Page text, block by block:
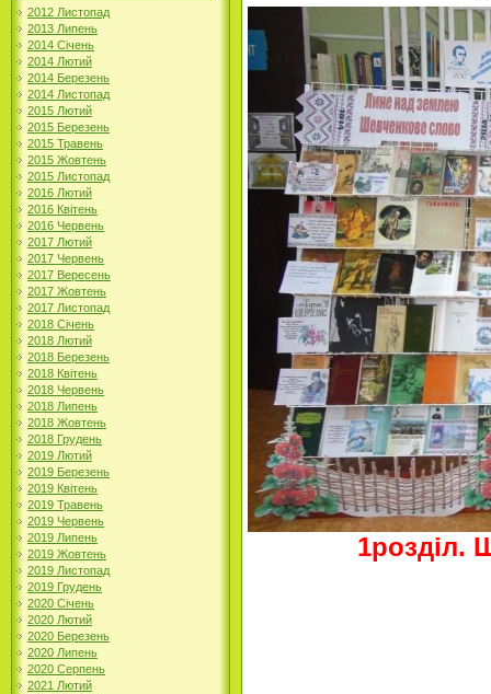
2012 Листопад
2013 Липень
2014 Січень
2014 Лютий
2014 Березень
2014 Листопад
2015 Лютий
2015 Березень
2015 Травень
2015 Жовтень
2015 Листопад
2016 Лютий
2016 Квітень
2016 Червень
2017 Лютий
2017 Червень
2017 Вересень
2017 Жовтень
2017 Листопад
2018 Січень
2018 Лютий
2018 Березень
2018 Квітень
2018 Червень
2018 Липень
2018 Жовтень
2018 Грудень
2019 Лютий
2019 Березень
2019 Квітень
2019 Травень
2019 Червень
2019 Липень
2019 Жовтень
2019 Листопад
2019 Грудень
2020 Січень
2020 Лютий
2020 Березень
2020 Липень
2020 Серпень
2021 Лютий
1розділ.